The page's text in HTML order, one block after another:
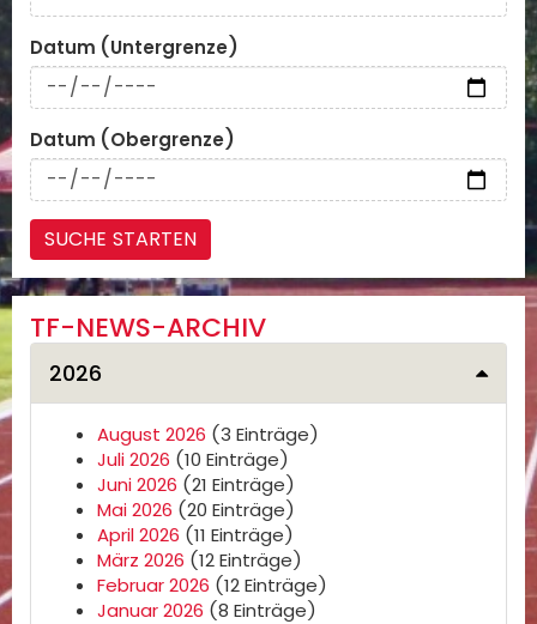
Datum (Untergrenze)
Datum (Obergrenze)
TF-NEWS-ARCHIV
2026
August 2026 (3 Einträge)
Juli 2026 (10 Einträge)
Juni 2026 (21 Einträge)
Mai 2026 (20 Einträge)
April 2026 (11 Einträge)
März 2026 (12 Einträge)
Februar 2026 (12 Einträge)
Januar 2026 (8 Einträge)